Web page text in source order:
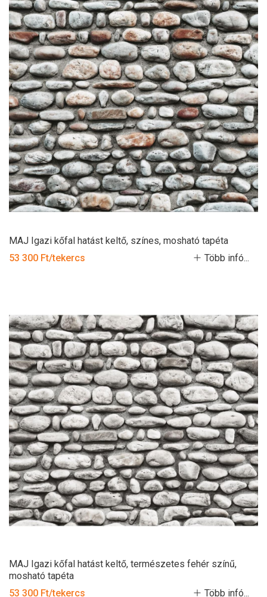
MAJ Igazi kőfal hatást keltő, színes, mosható tapéta
53 300 Ft/tekercs
Több infó...
MAJ Igazi kőfal hatást keltő, természetes fehér színű,
mosható tapéta
53 300 Ft/tekercs
Több infó...